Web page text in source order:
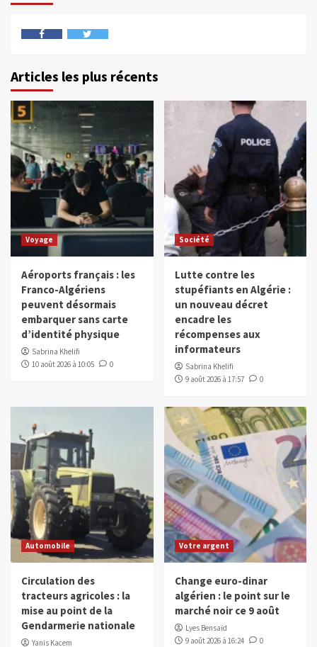
Articles les plus récents
Voyage
Aéroports français : les
Franco-Algériens
peuvent désormais
embarquer sans carte
d’identité physique
Sabrina Khelifi
10 août 2026 à 10:05
0
Société
Lutte contre les
stupéfiants en Algérie :
un nouveau décret
encadre les
récompenses aux
informateurs
Sabrina Khelifi
9 août 2026 à 17:57
0
Automobile
Circulation des
tracteurs agricoles : la
mise au point de la
Gendarmerie nationale
Yanis Kacem
Votre argent
Change euro-dinar
algérien : le point sur le
marché noir ce 9 août
Lyes Bensaïd
9 août 2026 à 16:24
0